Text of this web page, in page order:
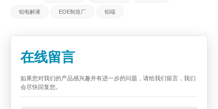
铝电解液 EOE制造厂 铝端
在线留言
如果您对我们的产品感兴趣并有进一步的问题，请给我们留言，我们
会尽快回复您。